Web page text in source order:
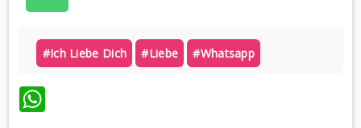
#ich Liebe Dich #liebe #whatsapp
WhatsApp